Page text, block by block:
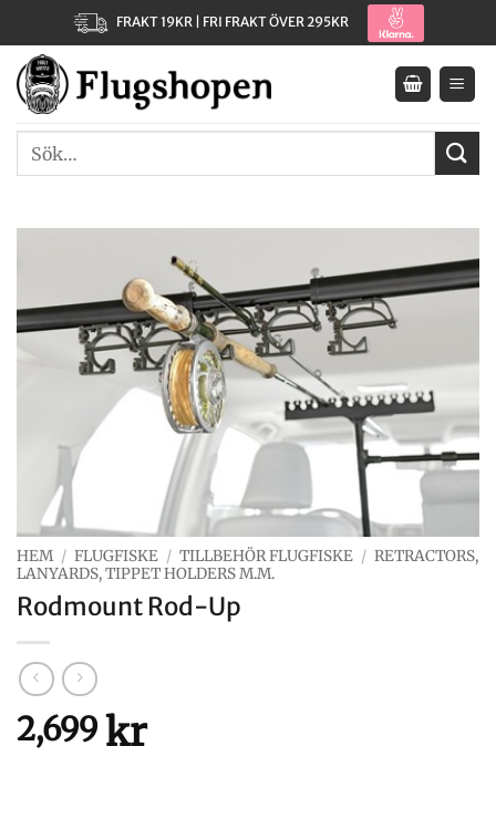
to
content
FRAKT 19KR | FRI FRAKT ÖVER 295KR
HEM / FLUGFISKE / TILLBEHÖR FLUGFISKE / RETRACTORS,
LANYARDS, TIPPET HOLDERS M.M.
Rodmount Rod-Up
2,699kr